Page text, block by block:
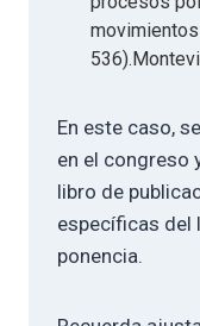
En este caso,
en el congreso
libro de
específicas del
ponencia.